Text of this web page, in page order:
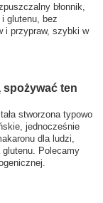
błonnik,
glutenu, bez
i przypraw, szybki w
spożywać ten
stworzona typowo
jednocześnie
dla ludzi,
Polecamy